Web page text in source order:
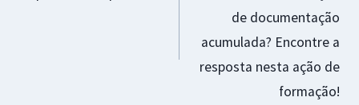
de documentação
acumulada? Encontre a
resposta nesta ação de
formação!